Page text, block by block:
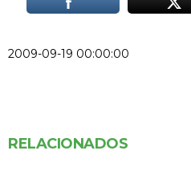
2009-09-19 00:00:00
RELACIONADOS